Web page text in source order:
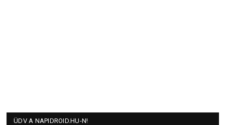
ÜDV A NAPIDROID.HU-N!